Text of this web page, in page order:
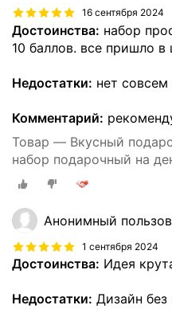
16 сентября 2024
Достоинства: набор
10 баллов. все пришло
Недостатки: нет совсем
Комментарий:
Товар — Вкусный
набор подарочный на
Анонимный
1 сентября 2024
Достоинства: Идея
Недостатки: Дизайн